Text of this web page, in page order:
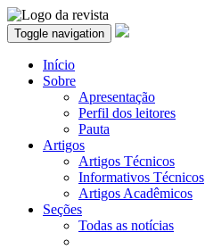
Toggle navigation
Início
Sobre
Apresentação
Perfil dos leitores
Pauta
Artigos
Artigos Técnicos
Informativos Técnicos
Artigos Acadêmicos
Seções
Todas as notícias